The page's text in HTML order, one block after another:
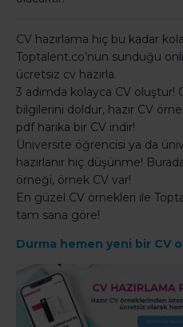
CV hazırlama hiç bu kadar
Toptalent.co’nun sunduğu
ücretsiz cv hazırla.
3 adımda kolayca CV oluştur!
bilgilerini doldur, hazır CV
pdf harika bir CV indir!
Üniversite öğrencisi ya da
hazırlanır hiç düşünme!
örneği, örnek CV var!
En güzel CV örnekleri ile
tam sana göre!
Durma hemen yeni bir CV